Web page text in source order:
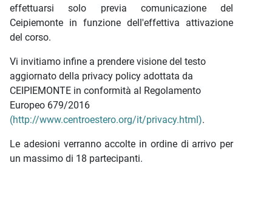
effettuarsi solo previa comunicazione del
Ceipiemonte in funzione dell'effettiva attivazione
del corso.
Vi invitiamo infine a prendere visione del testo
aggiornato della privacy policy adottata da
CEIPIEMONTE in conformità al Regolamento
Europeo 679/2016
(http://www.centroestero.org/it/privacy.html).
Le adesioni verranno accolte in ordine di arrivo per
un massimo di 18 partecipanti.